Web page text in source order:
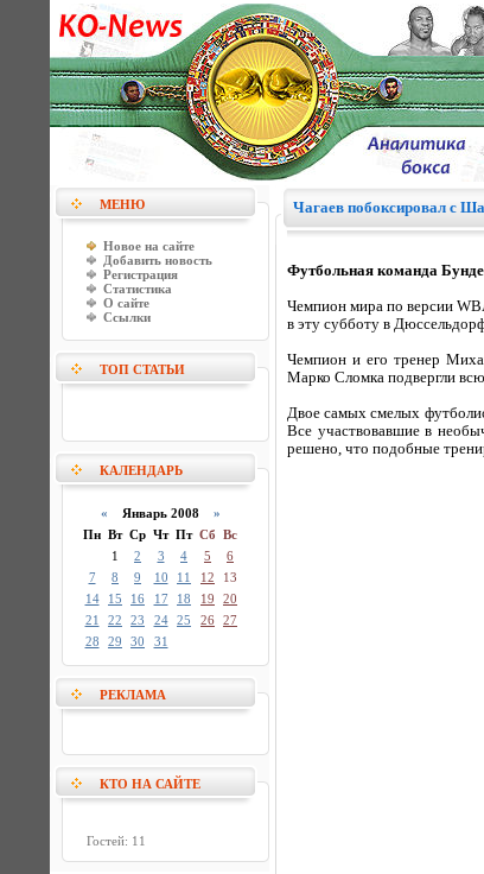
МЕНЮ
Новое на сайте
Добавить новость
Регистрация
Статистика
О сайте
Ссылки
ТОП СТАТЬИ
КАЛЕНДАРЬ
« Январь 2008 »
Пн Вт Ср Чт Пт Сб Вс
1
2 3 4 5
6
7
8 9 10 11 12
13
14
15 16 17 18 19
20
21
22 23 24 25 26 27
28
29 30 31
РЕКЛАМА
КТО НА САЙТЕ
Гостей: 11
Чагаев побоксировал с
Футбольная команда
Чемпион мира по версии
в эту субботу в
Чемпион и его тренер
Марко Сломка подвергли
Двое самых смелых
Все участвовавшие в
решено, что подобные